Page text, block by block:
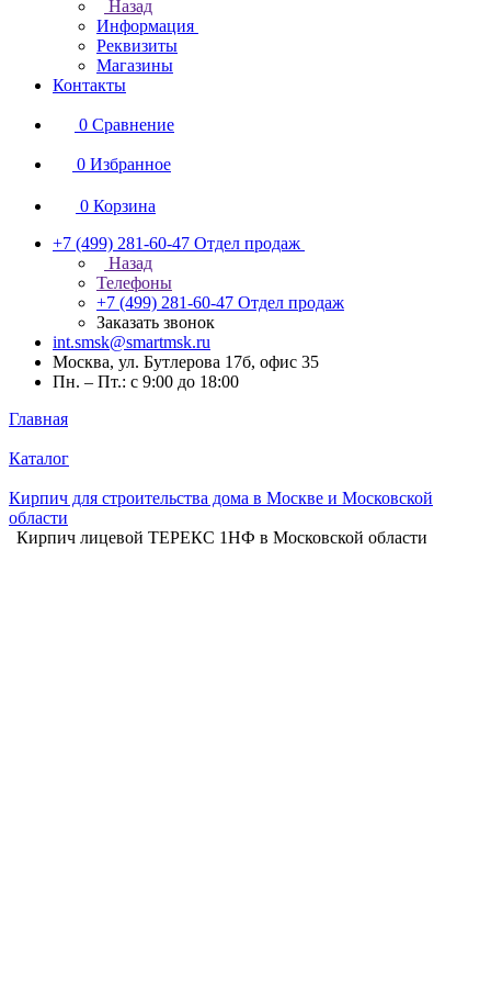
Назад
Информация
Реквизиты
Магазины
Контакты
0 Сравнение
0 Избранное
0 Корзина
+7 (499) 281-60-47 Отдел продаж
Назад
Телефоны
+7 (499) 281-60-47 Отдел продаж
Заказать звонок
int.smsk@smartmsk.ru
Москва, ул. Бутлерова 17б, офис 35
Пн. – Пт.: с 9:00 до 18:00
Главная
Каталог
Кирпич для строительства дома в Москве и Московской
области
Кирпич лицевой ТЕРЕКС 1НФ в Московской области